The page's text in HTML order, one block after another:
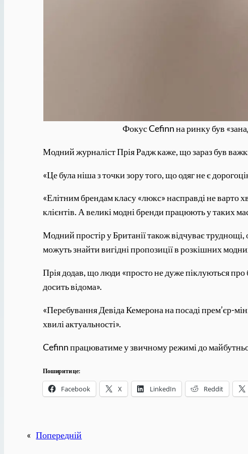
Фокус Cefinn на ринку був
Модний журналіст Прія Радж каже, що зараз був
«Це була ніша з точки зору того, що одяг не є
«Елітним брендам класу «люкс» насправді не варто
клієнтів. А великі модні бренди працюють у таких
Модний простір у Британії також відчуває
можуть знайти вигідні пропозиції в розкішних
Прія додав, що люди «просто не дуже піклуються про
досить відома».
«Перебування Девіда Кемерона на посаді прем’єр-
хвилі актуальності».
Cefinn працюватиме у звичному режимі до
Поширити це:
Facebook X LinkedIn Reddit
« Попередній